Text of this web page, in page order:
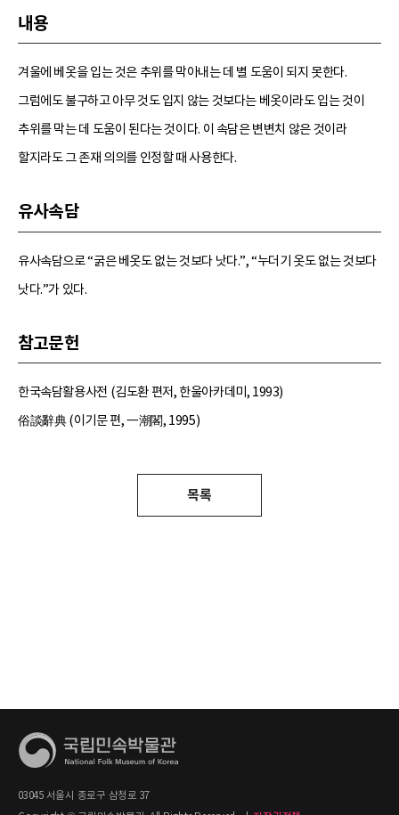
내용
겨울에 베옷을 입는 것은 추위를 막아내는 데 별 도움이 되지 못한다.
그럼에도 불구하고 아무 것도 입지 않는 것보다는 베옷이라도 입는 것이
추위를 막는 데 도움이 된다는 것이다. 이 속담은 변변치 않은 것이라
할지라도 그 존재 의의를 인정할 때 사용한다.
유사속담
유사속담으로 “굵은 베옷도 없는 것보다 낫다.”, “누더기 옷도 없는 것보다
낫다.”가 있다.
참고문헌
한국속담활용사전 (김도환 편저, 한울아카데미, 1993)
俗談辭典 (이기문 편, 一潮閣, 1995)
목록
03045 서울시 종로구 삼청로 37